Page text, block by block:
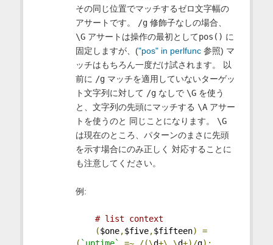
その同じ位置でマッチするゼロ文字幅の
アサートです。
/g修飾子なしの場合、
\Gアサートは操作の最初としてpos() に
固定しますが、("pos" in perlfunc参照) マ
ッチはもちろん一度だけ試されます。 以
前に /gマッチを適用していないターゲッ
ト文字列に対して /gなしで \Gを使う
と、文字列の先頭にマッチする \Aアサー
トを使うのと 同じことになります。 \G
は現在のところ、パターンのまさに先頭
を示す場合にのみ正しく 対応することに
も注意してください。
例:
# list context
($one,$five,$fifteen)
=